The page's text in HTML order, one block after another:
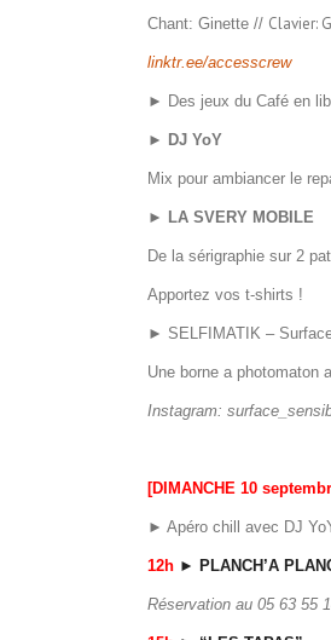
Chant: Ginette // Clavier:
linktr.ee/accesscrew
► Des jeux du Café en
► DJ YoY
Mix pour ambiancer le
► LA SVERY MOBILE
De la sérigraphie sur 2
Apportez vos t-shirts !
► SELFIMATIK –
Une borne a photomaton
Instagram:
[DIMANCHE 10
► Apéro chill avec DJ
12h ► PLANCH’A
Réservation au 05 63 55